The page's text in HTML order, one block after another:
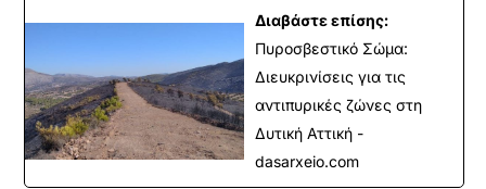
Διαβάστε επίσης:
Πυροσβεστικό Σώμα:
Διευκρινίσεις για τις
αντιπυρικές ζώνες στη
Δυτική Αττική -
dasarxeio.com